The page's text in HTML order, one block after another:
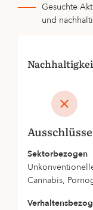
Gesuchte
und
Ausschlüsse
Sektorbezogen
Cannabis,